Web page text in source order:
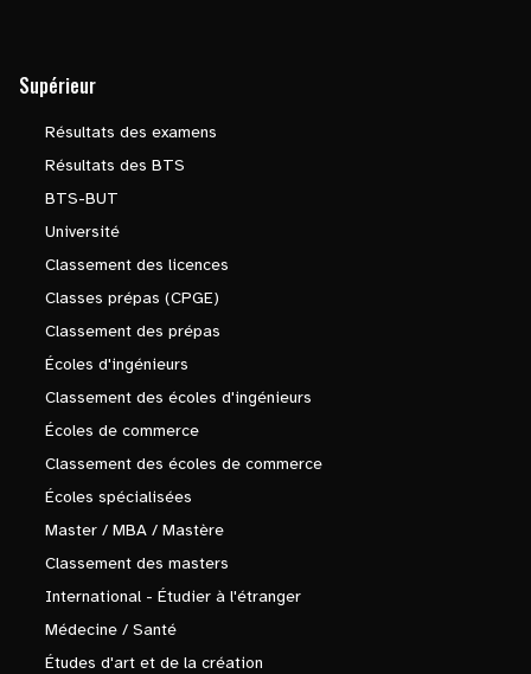
Supérieur
Résultats des examens
Résultats des BTS
BTS-BUT
Université
Classement des licences
Classes prépas (CPGE)
Classement des prépas
Écoles d'ingénieurs
Classement des écoles d'ingénieurs
Écoles de commerce
Classement des écoles de commerce
Écoles spécialisées
Master / MBA / Mastère
Classement des masters
International - Étudier à l'étranger
Médecine / Santé
Études d'art et de la création